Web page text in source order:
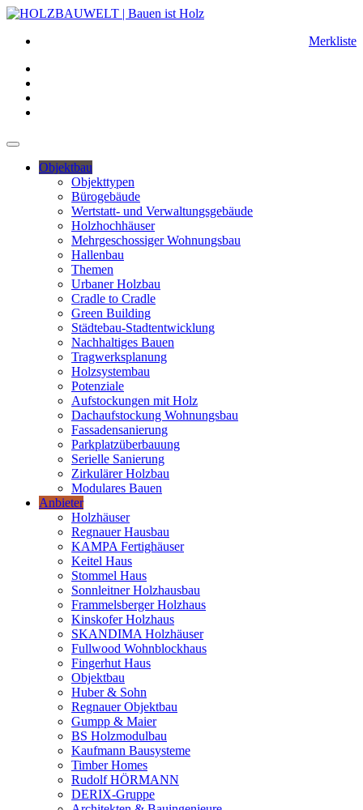
Merkliste
Objektbau
Objekttypen
Bürogebäude
Wertstatt- und Verwaltungsgebäude
Holzhochhäuser
Mehrgeschossiger Wohnungsbau
Hallenbau
Themen
Urbaner Holzbau
Cradle to Cradle
Green Building
Städtebau-Stadtentwicklung
Nachhaltiges Bauen
Tragwerksplanung
Holzsystembau
Potenziale
Aufstockungen mit Holz
Dachaufstockung Wohnungsbau
Fassadensanierung
Parkplatzüberbauung
Serielle Sanierung
Zirkulärer Holzbau
Modulares Bauen
Anbieter
Holzhäuser
Regnauer Hausbau
KAMPA Fertighäuser
Keitel Haus
Stommel Haus
Sonnleitner Holzhausbau
Frammelsberger Holzhaus
Kinskofer Holzhaus
SKANDIMA Holzhäuser
Fullwood Wohnblockhaus
Fingerhut Haus
Objektbau
Huber & Sohn
Regnauer Objektbau
Gumpp & Maier
BS Holzmodulbau
Kaufmann Bausysteme
Timber Homes
Rudolf HÖRMANN
DERIX-Gruppe